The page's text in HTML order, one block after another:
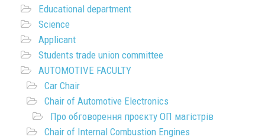
Educational department
Science
Applicant
Students trade union committee
AUTOMOTIVE FACULTY
Car Chair
Chair of Automotive Electronics
Про обговорення проєкту ОП магістрів
Chair of Internal Combustion Engines